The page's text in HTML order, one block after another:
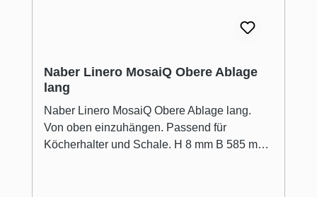
Naber Linero MosaiQ Obere Ablage
lang
Naber Linero MosaiQ Obere Ablage lang.
Von oben einzuhängen. Passend für
Köcherhalter und Schale. H 8 mm B 585 mm